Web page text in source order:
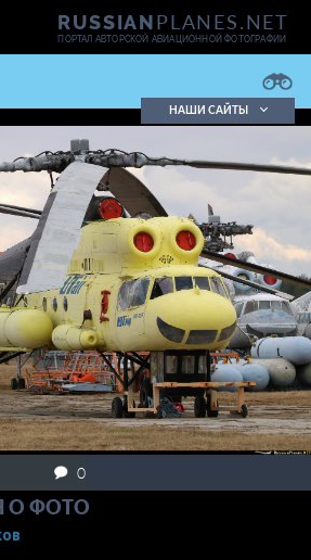
RUSSIANPLANES.NET
ПОРТАЛ АВТОРСКОЙ АВИАЦИОННОЙ ФОТОГРАФИИ
ВОЙТИ
Поиск фотографий
в реестре
Подробно
НАШИ САЙТЫ
0
О ФОТО